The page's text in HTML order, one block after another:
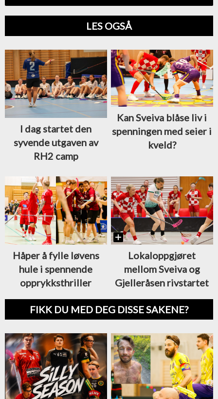
LES OGSÅ
I dag startet den
syvende utgaven av
RH2 camp
Kan Sveiva blåse liv i
spenningen med seier i
kveld?
Håper å fylle løvens
hule i spennende
opprykksthriller
Lokaloppgjøret
mellom Sveiva og
Gjelleråsen rivstartet
FIKK DU MED DEG DISSE SAKENE?